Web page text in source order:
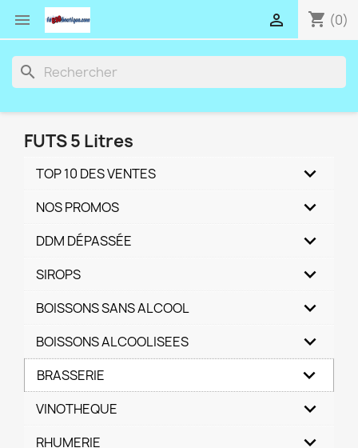
 shopping_cart (0)

search
FUTS 5 Litres
TOP 10 DES VENTES
NOS PROMOS
DDM DÉPASSÉE
SIROPS
BOISSONS SANS ALCOOL
BOISSONS ALCOOLISEES
BRASSERIE
VINOTHEQUE
RHUMERIE